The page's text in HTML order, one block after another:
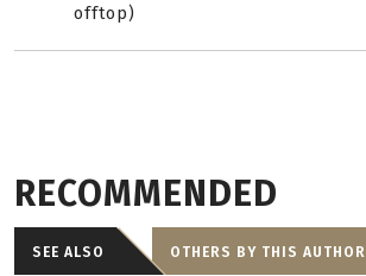
offtop)
RECOMMENDED
SEE ALSO OTHERS BY THIS AUTHOR